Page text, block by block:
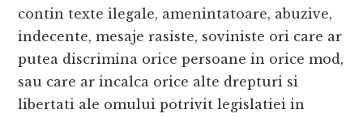
contin texte ilegale, amenintatoare, abuzive,
indecente, mesaje rasiste, soviniste ori care ar
putea discrimina orice persoane in orice mod,
sau care ar incalca orice alte drepturi si
libertati ale omului potrivit legislatiei in